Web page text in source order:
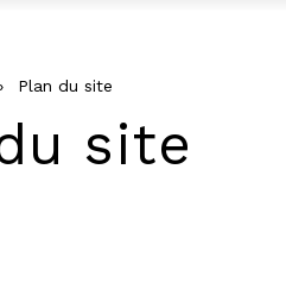
› Plan du site
site